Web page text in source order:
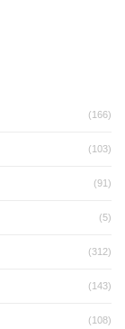
(166)
(103)
(91)
(5)
(312)
(143)
(108)